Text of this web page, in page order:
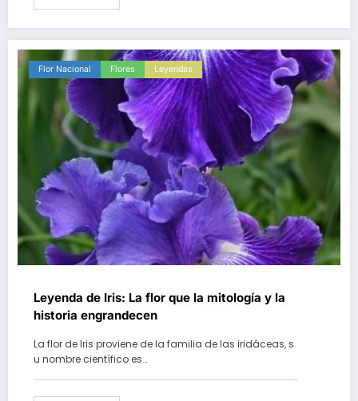
Flor Nacional Flores Leyendas
Leyenda de Iris: La flor que la mitología y la
historia engrandecen
La flor de Iris proviene de la familia de las iridáceas, s
u nombre científico es…